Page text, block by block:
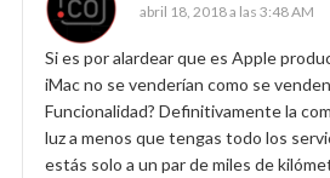
abril 18, 2018 a las 3:48 AM
Si es por alardear que es Apple
iMac no se venderían como se
Funcionalidad? Definitivamente la
luz a menos que tengas todo los
estás solo a un par de miles de